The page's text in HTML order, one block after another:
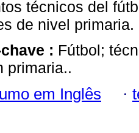
técnicos del
de nivel primaria.
: Fútbol;
primaria..
em Inglês ·